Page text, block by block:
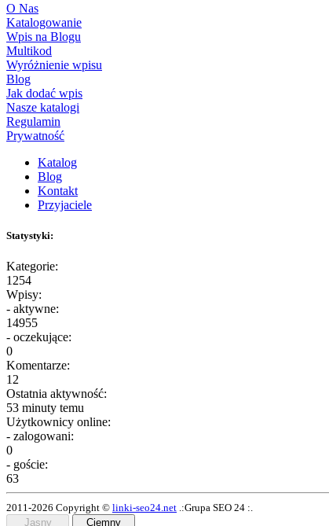
O Nas
Katalogowanie
Wpis na Blogu
Multikod
Wyróżnienie wpisu
Blog
Jak dodać wpis
Nasze katalogi
Regulamin
Prywatność
Katalog
Blog
Kontakt
Przyjaciele
Statystyki:
Kategorie:
1254
Wpisy:
- aktywne:
14955
- oczekujące:
0
Komentarze:
12
Ostatnia aktywność:
53 minuty temu
Użytkownicy online:
- zalogowani:
0
- goście:
63
2011-2026 Copyright © linki-seo24.net .:Grupa SEO 24 :.
Jasny
Ciemny